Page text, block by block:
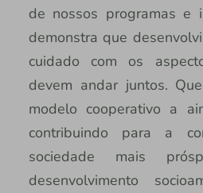
de nossos programas e
demonstra que
cuidado com os
devem andar juntos.
modelo cooperativo a
contribuindo para a
sociedade mais
desenvolvimento